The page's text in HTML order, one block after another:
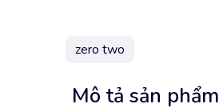
zero two
Mô tả sản phẩm